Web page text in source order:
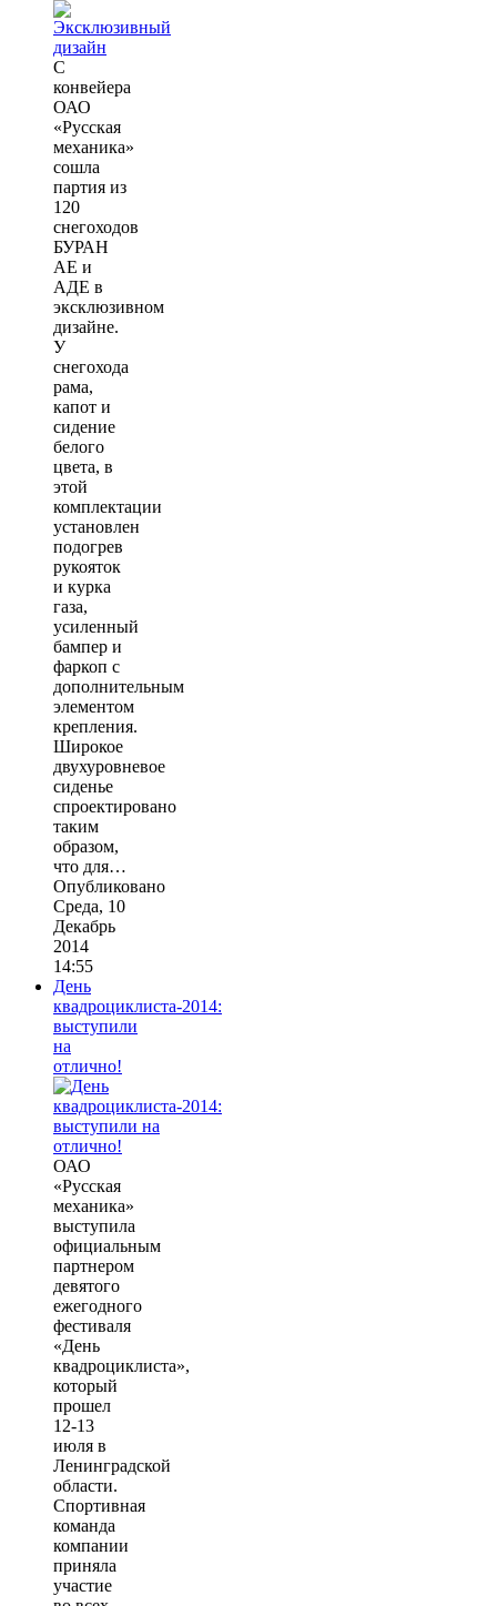
С
конвейера
ОАО
«Русская
механика»
сошла
партия из
120
снегоходов
БУРАН
АЕ и
АДЕ в
эксклюзивном
дизайне.
У
снегохода
рама,
капот и
сидение
белого
цвета, в
этой
комплектации
установлен
подогрев
рукояток
и курка
газа,
усиленный
бампер и
фаркоп с
дополнительным
элементом
крепления.
Широкое
двухуровневое
сиденье
спроектировано
таким
образом,
что для…
Опубликовано
Среда, 10
Декабрь
2014
14:55
День
квадроциклиста-2014:
выступили
на
отлично!
ОАО
«Русская
механика»
выступила
официальным
партнером
девятого
ежегодного
фестиваля
«День
квадроциклиста»,
который
прошел
12-13
июля в
Ленинградской
области.
Спортивная
команда
компании
приняла
участие